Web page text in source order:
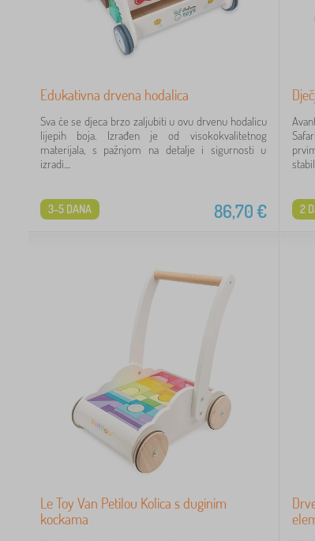
Edukativna drvena hodalica
Sva će se djeca brzo zaljubiti u ovu drvenu hodalicu
lijepih boja. Izrađen je od visokokvalitetnog
materijala, s pažnjom na detalje i sigurnosti u
izradi....
86,70€
3-5 DANA 2
Le Toy Van Petilou Kolica s duginim
kockama